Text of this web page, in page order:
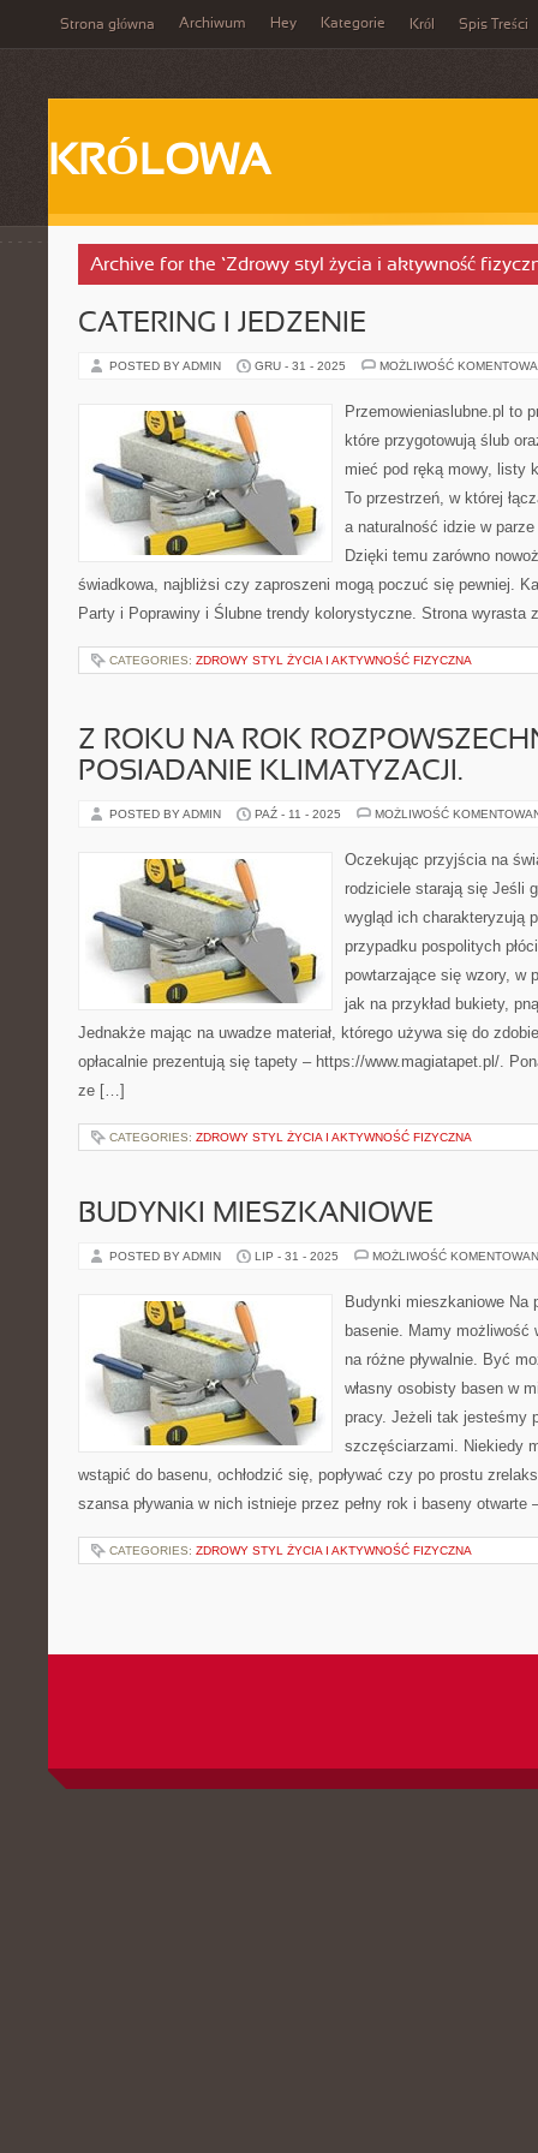
Strona główna Archiwum Hey Kategorie Król Spis Treści
KRÓLOWA
Archive for the ‘Zdrowy styl życia i aktywność
CATERING I JEDZENIE
POSTED BY ADMIN GRU - 31 - 2025 MOŻLIWOŚĆ
Przemowieniaslubne.pl to
które przygotowują ślub
mieć pod ręką mowy, listy
To przestrzeń, w której
a naturalność idzie w
Dzięki temu zarówno
świadkowa, najbliżsi czy zaproszeni mogą poczuć się pewniej.
Party i Poprawiny i Ślubne trendy kolorystyczne. Strona wyrasta
CATEGORIES: ZDROWY STYL ŻYCIA I AKTYWNOŚĆ FIZYCZNA
Z ROKU NA ROK
POSIADANIE KLIMATYZACJI.
POSTED BY ADMIN PAŹ - 11 - 2025 MOŻLIWOŚĆ
Oczekując przyjścia na
rodziciele starają się Jeśli
wygląd ich charakteryzują
przypadku pospolitych
powtarzające się wzory, w
jak na przykład bukiety,
Jednakże mając na uwadze materiał, którego używa się do
opłacalnie prezentują się tapety – https://www.magiatapet.pl/.
ze […]
CATEGORIES: ZDROWY STYL ŻYCIA I AKTYWNOŚĆ FIZYCZNA
BUDYNKI MIESZKANIOWE
POSTED BY ADMIN LIP - 31 - 2025 MOŻLIWOŚĆ
Budynki mieszkaniowe Na
basenie. Mamy możliwość
na różne pływalnie. Być
własny osobisty basen w
pracy. Jeżeli tak jesteśmy
szczęściarzami. Niekiedy
wstąpić do basenu, ochłodzić się, popływać czy po prostu
szansa pływania w nich istnieje przez pełny rok i baseny
CATEGORIES: ZDROWY STYL ŻYCIA I AKTYWNOŚĆ FIZYCZNA